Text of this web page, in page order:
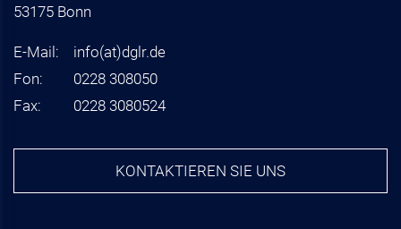
53175 Bonn
E-Mail: info(at)dglr.de
Fon:
0228 308050
Fax:
0228 3080524
KONTAKTIEREN SIE UNS